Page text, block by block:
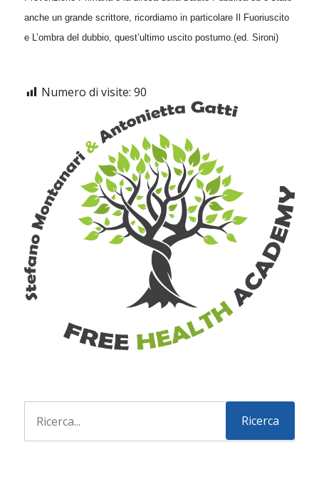
anche un grande scrittore, ricordiamo in particolare Il Fuoriuscito
e L’ombra del dubbio, quest’ultimo uscito postumo.(ed. Sironi)
Numero di visite: 90